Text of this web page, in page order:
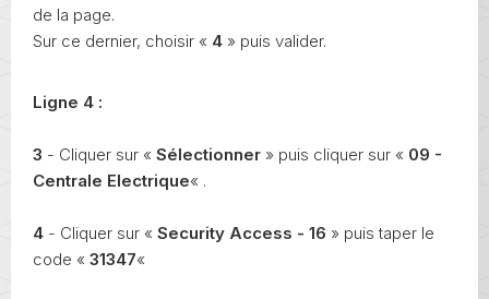
de la page.
Sur ce dernier, choisir « 4 » puis valider.
Ligne 4 :
3 - Cliquer sur « Sélectionner » puis cliquer sur « 09 -
Centrale Electrique« .
4 - Cliquer sur « Security Access - 16 » puis taper le
code « 31347«